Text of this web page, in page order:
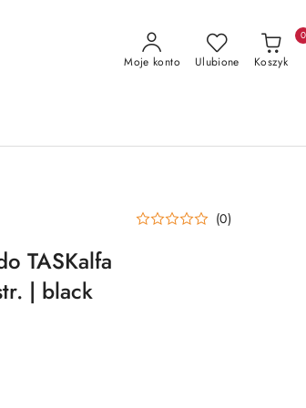
Moje konto Ulubione Koszyk
0
(0)
TASKalfa
| black